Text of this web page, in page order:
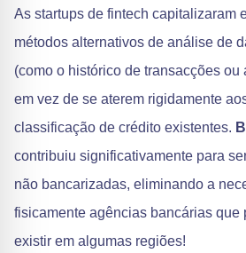
As startups de fintech capitalizaram
métodos alternativos de análise de
(como o histórico de transacções ou
em vez de se aterem rigidamente
classificação de crédito existentes.
contribuiu significativamente para
não bancarizadas, eliminando a
fisicamente agências bancárias que
existir em algumas regiões!